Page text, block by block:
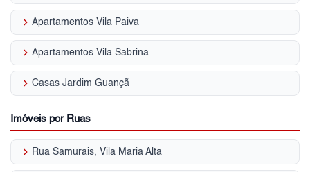
keyboard_arrow_right Apartamentos Vila Paiva
keyboard_arrow_right Apartamentos Vila Sabrina
keyboard_arrow_right Casas Jardim Guançã
Imóveis por Ruas
keyboard_arrow_right Rua Samurais, Vila Maria Alta